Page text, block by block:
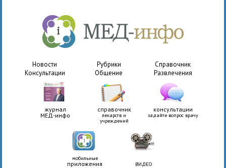
Новости Рубрики
Справочник
Консультации
Общение Развлечения
журнал
МЕД-инфо
справочник
лекарств и
учреждений
консультации
задайте вопрос врачу
мобильные
приложения ВИДЕО